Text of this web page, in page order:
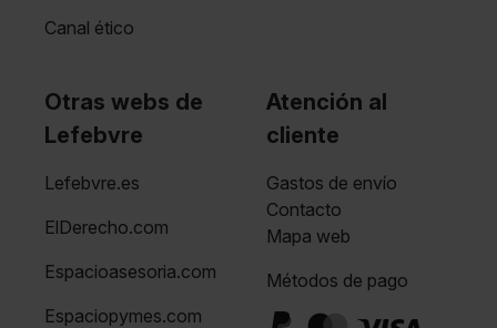
Canal ético
Otras webs de
Lefebvre
Lefebvre.es
ElDerecho.com
Espacioasesoria.com
Espaciopymes.com
Atención al
cliente
Gastos de envío
Contacto
Mapa web
Métodos de pago